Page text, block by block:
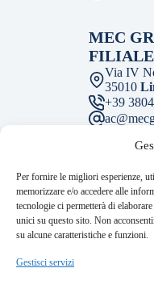
Per fornire le migliori esperienze,
memorizzare e/o accedere alle
tecnologie ci permetterà di
unici su questo sito. Non
su alcune caratteristiche e funzioni.
Gestisci servizi
MEC
FILIALE
Via IV
35010
+39
FILIALE
Via M.
43122
+39